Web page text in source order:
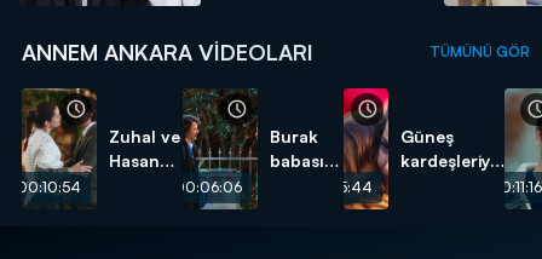
ANNEM ANKARA VIDEOLARI TÜMÜNÜ GÖR
00:10:54
Zuhal ve
Hasan
00:06:06
Burak
babasını
00:05:44
Güneş
kardeşleriyle
00:11:16